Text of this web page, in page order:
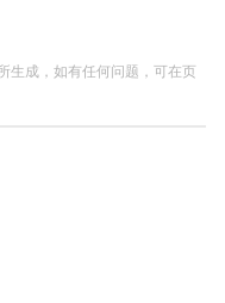
生成，如有任何问题，可在页